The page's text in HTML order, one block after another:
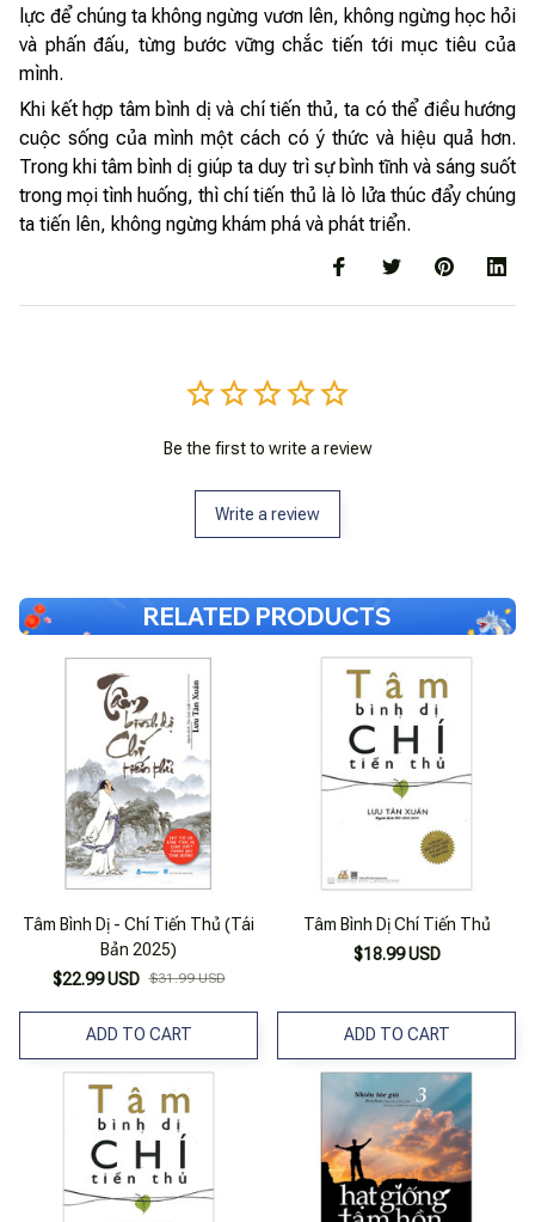
lực để chúng ta không ngừng vươn lên, không ngừng học hỏi
và phấn đấu, từng bước vững chắc tiến tới mục tiêu của
mình.
Khi kết hợp tâm bình dị và chí tiến thủ, ta có thể điều hướng
cuộc sống của mình một cách có ý thức và hiệu quả hơn.
Trong khi tâm bình dị giúp ta duy trì sự bình tĩnh và sáng suốt
trong mọi tình huống, thì chí tiến thủ là lò lửa thúc đẩy chúng
ta tiến lên, không ngừng khám phá và phát triển.
Be the first to write a review
Write a review
RELATED PRODUCTS
Tâm Bình Dị - Chí Tiến Thủ (Tái
Bản 2025)
$22.99 USD $31.99 USD
ADD TO CART
Tâm Bình Dị Chí Tiến Thủ
$18.99 USD
ADD TO CART